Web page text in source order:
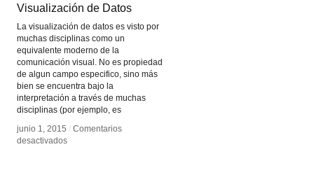
Visualización de Datos
La visualización de datos es visto por
muchas disciplinas como un
equivalente moderno de la
comunicación visual. No es propiedad
de algun campo especifico, sino más
bien se encuentra bajo la
interpretación a través de muchas
disciplinas (por ejemplo, es
junio 1, 2015 / Comentarios
desactivadosen
Visualización de Datos
junio 1, 2015 / Comentarios
desactivadosen